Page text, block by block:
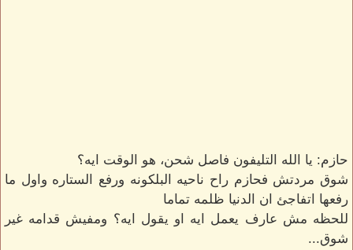
حازم: يا الله التليفون فاصل شحن، هو الوقت ايه؟
شوق مردتش فحازم راح ناحيه البلكونه ورفع الستاره واول ما
رفعها اتفاجئ ان الدنيا ظلمه تماما
للحظه مش عارف يعمل ايه او يقول ايه؟ ومفيش قدامه غير
شوق...